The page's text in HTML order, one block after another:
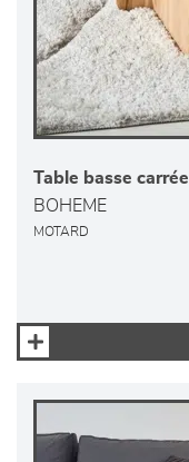
Table basse carrée
BOHEME
MOTARD